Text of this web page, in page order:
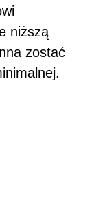
niższą
zostać